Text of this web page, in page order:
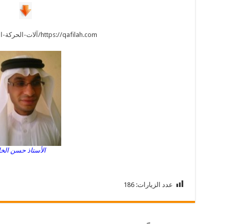
https://qafilah.com/آلات-الحركة-الدائمة-العلماء/1/
الأستاذ حسن
عدد الزيارات: 186